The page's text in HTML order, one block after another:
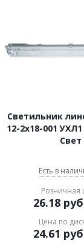
Светильник
12-2х18-001 УХЛ1
Свет
Есть в
Розничная
26.18
Цена по
24.61